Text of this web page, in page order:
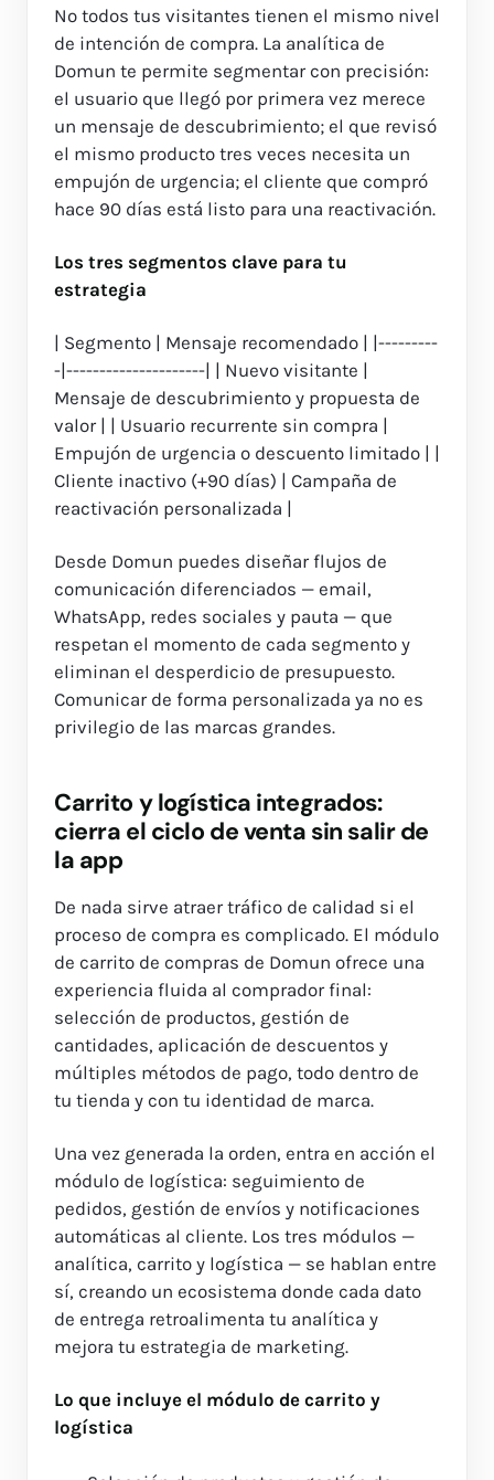
No todos tus visitantes tienen el mismo nivel
de intención de compra. La analítica de
Domun te permite segmentar con precisión:
el usuario que llegó por primera vez merece
un mensaje de descubrimiento; el que revisó
el mismo producto tres veces necesita un
empujón de urgencia; el cliente que compró
hace 90 días está listo para una reactivación.
Los tres segmentos clave para tu
estrategia
| Segmento | Mensaje recomendado | |---------
-|---------------------| | Nuevo visitante |
Mensaje de descubrimiento y propuesta de
valor | | Usuario recurrente sin compra |
Empujón de urgencia o descuento limitado | |
Cliente inactivo (+90 días) | Campaña de
reactivación personalizada |
Desde Domun puedes diseñar flujos de
comunicación diferenciados — email,
WhatsApp, redes sociales y pauta — que
respetan el momento de cada segmento y
eliminan el desperdicio de presupuesto.
Comunicar de forma personalizada ya no es
privilegio de las marcas grandes.
Carrito y logística integrados:
cierra el ciclo de venta sin salir de
la app
De nada sirve atraer tráfico de calidad si el
proceso de compra es complicado. El módulo
de carrito de compras de Domun ofrece una
experiencia fluida al comprador final:
selección de productos, gestión de
cantidades, aplicación de descuentos y
múltiples métodos de pago, todo dentro de
tu tienda y con tu identidad de marca.
Una vez generada la orden, entra en acción el
módulo de logística: seguimiento de
pedidos, gestión de envíos y notificaciones
automáticas al cliente. Los tres módulos —
analítica, carrito y logística — se hablan entre
sí, creando un ecosistema donde cada dato
de entrega retroalimenta tu analítica y
mejora tu estrategia de marketing.
Lo que incluye el módulo de carrito y
logística